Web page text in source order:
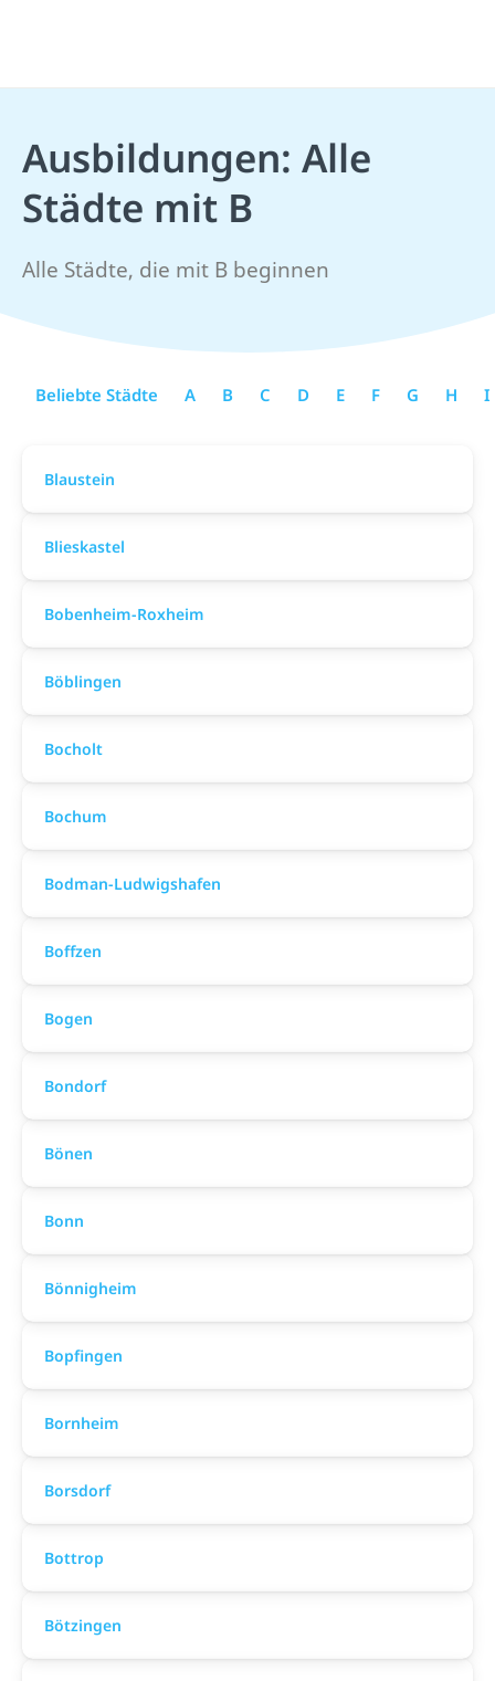
Ausbildungen: Alle
Städte mit B
Alle Städte, die mit B beginnen
Beliebte Städte A B C D E F G H I
Blaustein
Blieskastel
Bobenheim-Roxheim
Böblingen
Bocholt
Bochum
Bodman-Ludwigshafen
Boffzen
Bogen
Bondorf
Bönen
Bonn
Bönnigheim
Bopfingen
Bornheim
Borsdorf
Bottrop
Bötzingen